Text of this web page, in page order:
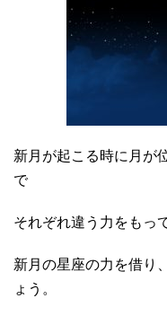
新月が起こる時に月が
で
それぞれ違う力をもっ
新月の星座の力を借り
ょう。